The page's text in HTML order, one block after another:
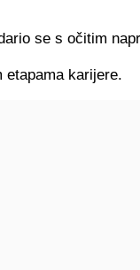
se s očitim
etapama karijere.